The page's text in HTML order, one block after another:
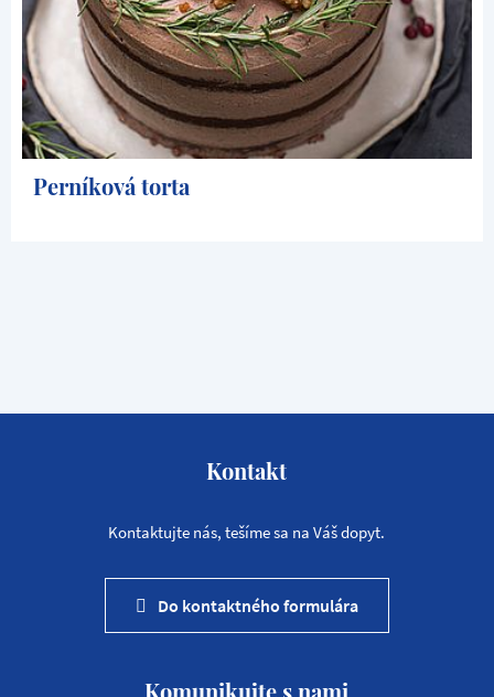
Perníková torta
Kontakt
Kontaktujte nás, tešíme sa na Váš dopyt.
Do kontaktného formulára
Komunikujte s nami